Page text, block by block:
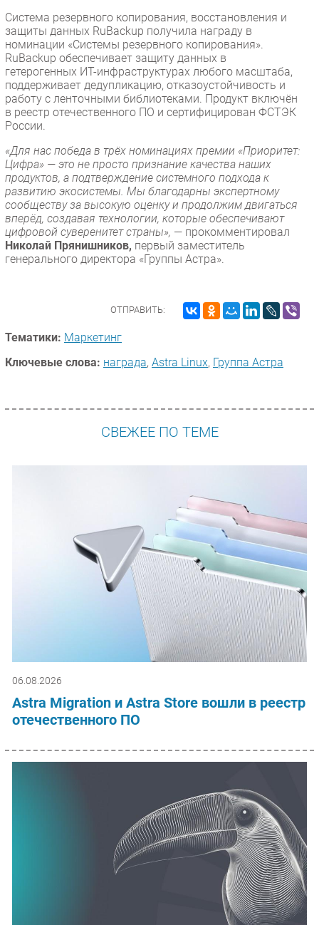
Система резервного копирования, восстановления и
защиты данных RuBackup получила награду в
номинации «Системы резервного копирования».
RuBackup обеспечивает защиту данных в
гетерогенных ИТ-инфраструктурах любого масштаба,
поддерживает дедупликацию, отказоустойчивость и
работу с ленточными библиотеками. Продукт включён
в реестр отечественного ПО и сертифицирован ФСТЭК
России.
«Для нас победа в трёх номинациях премии «Приоритет:
Цифра» — это не просто признание качества наших
продуктов, а подтверждение системного подхода к
развитию экосистемы. Мы благодарны экспертному
сообществу за высокую оценку и продолжим двигаться
вперёд, создавая технологии, которые обеспечивают
цифровой суверенитет страны», — прокомментировал
Николай Прянишников, первый заместитель
генерального директора «Группы Астра».
ОТПРАВИТЬ:
Тематики: Маркетинг
Ключевые слова: награда, Astra Linux, Группа Астра
СВЕЖЕЕ ПО ТЕМЕ
06.08.2026
Astra Migration и Astra Store вошли в реестр
отечественного ПО